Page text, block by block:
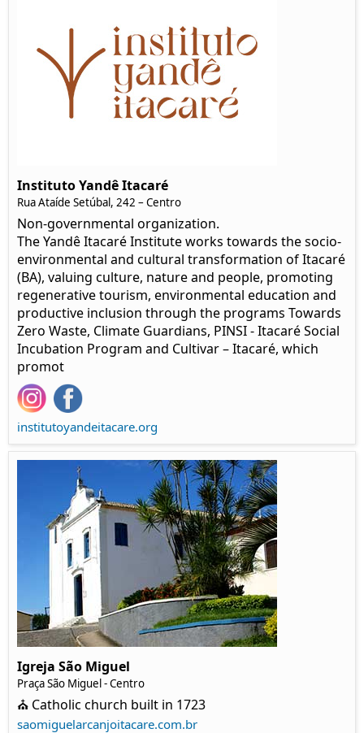
Instituto Yandê Itacaré
Rua Ataíde Setúbal, 242 – Centro
Non-governmental organization.
The Yandê Itacaré Institute works towards the socio-
environmental and cultural transformation of Itacaré
(BA), valuing culture, nature and people, promoting
regenerative tourism, environmental education and
productive inclusion through the programs Towards
Zero Waste, Climate Guardians, PINSI - Itacaré Social
Incubation Program and Cultivar – Itacaré, which
promot
institutoyandeitacare.org
Igreja São Miguel
Praça São Miguel - Centro
⛪ Catholic church built in 1723
saomiguelarcanjoitacare.com.br